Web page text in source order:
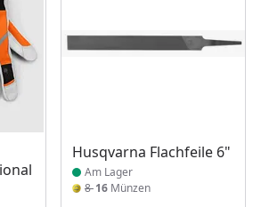
Husqvarna Flachfeile 6"
Produkt am Lager
Am Lager
816Münzen